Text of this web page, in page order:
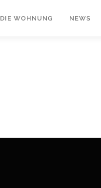
DIE WOHNUNG NEWS